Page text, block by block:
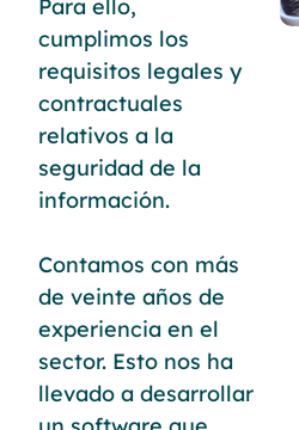
Para ello,
cumplimos los
requisitos legales y
contractuales
relativos a la
seguridad de la
información.
Contamos con más
de veinte años de
experiencia en el
sector. Esto nos ha
llevado a desarrollar